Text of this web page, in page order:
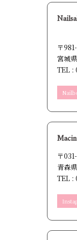
〒
宮城
TEL :
〒
青森
TEL :